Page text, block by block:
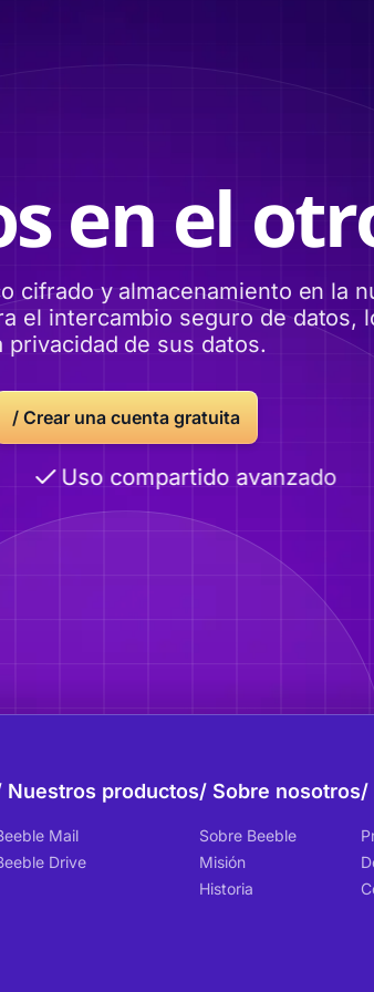
en el
cifrado y almacenamiento en la
el intercambio seguro de datos,
privacidad de sus datos.
/ Crear una cuenta gratuita
Uso compartido avanzado
Nuestros productos
Mail
Drive
Sobre nosotros
Sobre Beeble
Misión
Historia